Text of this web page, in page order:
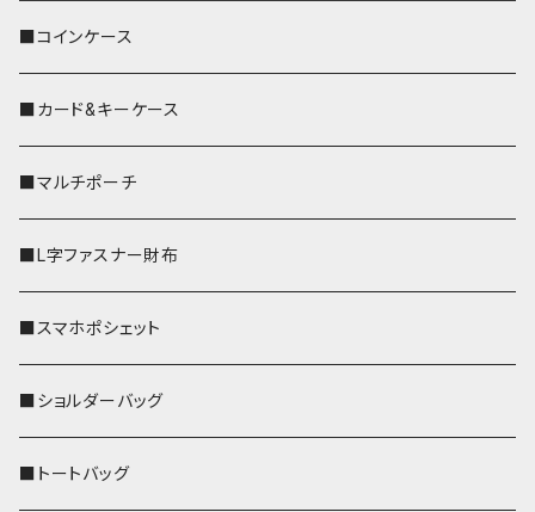
■コインケース
■カード&キーケース
■マルチポーチ
■L字ファスナー財布
■スマホポシェット
■ショルダーバッグ
■トートバッグ